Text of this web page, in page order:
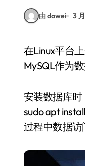
由 dawei 3
在Linux平台上进行VR开发，首先需要搭建一个稳定且高效的数据库环境。选择PostgreSQL或
MySQL作为
安装数据库
sudo apt
过程中数据访